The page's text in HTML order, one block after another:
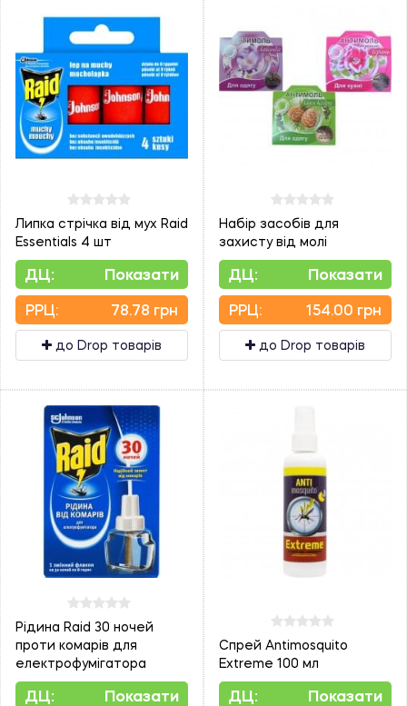
Липка стрічка від мух Raid
Essentials 4 шт
ДЦ: Показати
PPЦ: 78.78 грн
до Drop товарів
Набір засобів для
захисту від молі
ДЦ: Показати
PPЦ: 154.00 грн
до Drop товарів
Рідина Raid 30 ночей
проти комарів для
електрофумігатора
ДЦ: Показати
Спрей Antimosquito
Extreme 100 мл
ДЦ: Показати